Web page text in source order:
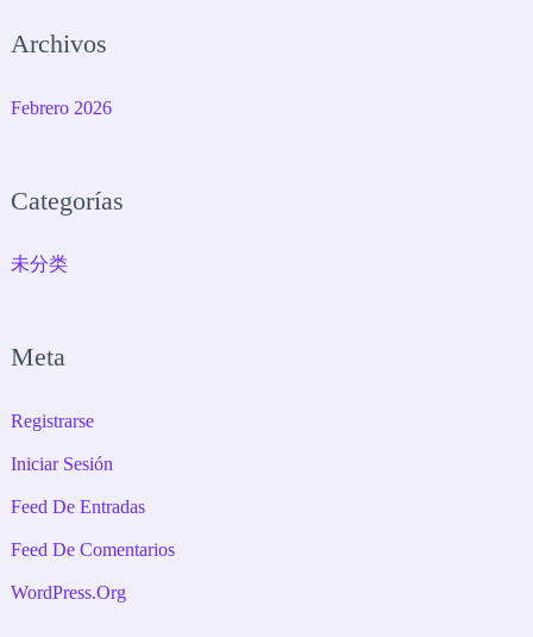
Archivos
Febrero 2026
Categorías
未分类
Meta
Registrarse
Iniciar Sesión
Feed De Entradas
Feed De Comentarios
WordPress.org